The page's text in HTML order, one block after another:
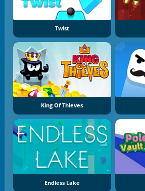
Twist
King Of Thieves
Endless Lake